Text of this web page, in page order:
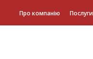
Про компанію Послуги